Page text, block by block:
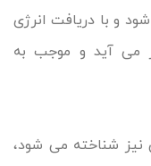
و با دریافت انرژی
می آید و موجب به
نیز شناخته می شود،